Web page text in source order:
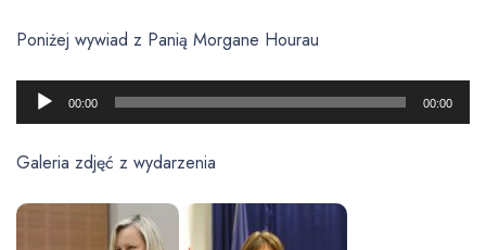
Poniżej wywiad z Panią Morgane Hourau
d
w
r
00:00 00:00
Galeria zdjęć z wydarzenia